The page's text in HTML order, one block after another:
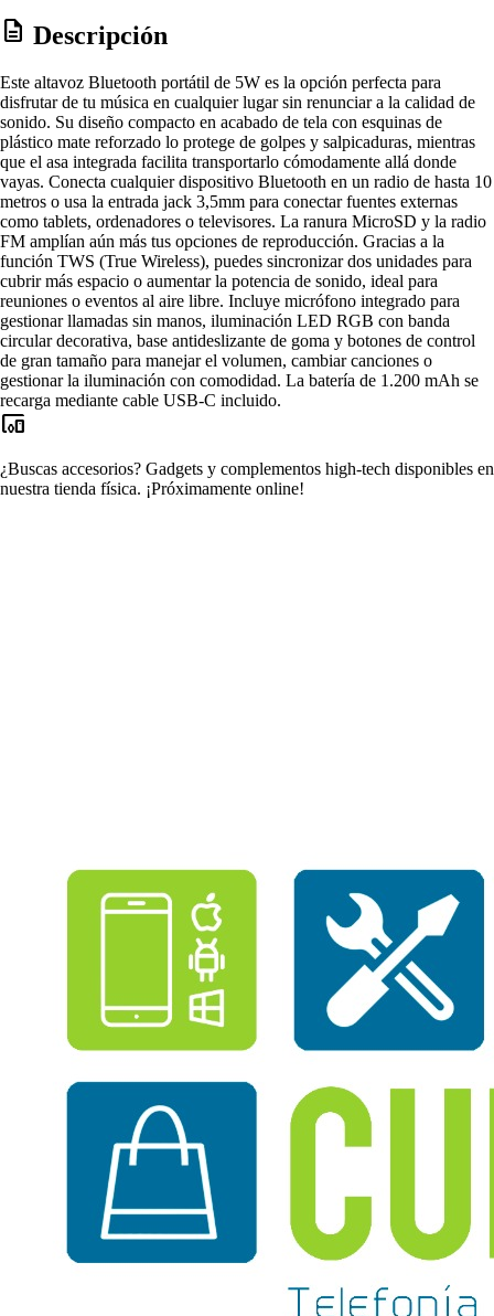
description Descripción
Este altavoz Bluetooth portátil de 5W es la opción perfecta para
disfrutar de tu música en cualquier lugar sin renunciar a la calidad de
sonido. Su diseño compacto en acabado de tela con esquinas de
plástico mate reforzado lo protege de golpes y salpicaduras, mientras
que el asa integrada facilita transportarlo cómodamente allá donde
vayas. Conecta cualquier dispositivo Bluetooth en un radio de hasta 10
metros o usa la entrada jack 3,5mm para conectar fuentes externas
como tablets, ordenadores o televisores. La ranura MicroSD y la radio
FM amplían aún más tus opciones de reproducción. Gracias a la
función TWS (True Wireless), puedes sincronizar dos unidades para
cubrir más espacio o aumentar la potencia de sonido, ideal para
reuniones o eventos al aire libre. Incluye micrófono integrado para
gestionar llamadas sin manos, iluminación LED RGB con banda
circular decorativa, base antideslizante de goma y botones de control
de gran tamaño para manejar el volumen, cambiar canciones o
gestionar la iluminación con comodidad. La batería de 1.200 mAh se
recarga mediante cable USB-C incluido.
devices_other
¿Buscas accesorios? Gadgets y complementos high-tech disponibles en
nuestra tienda física. ¡Próximamente online!